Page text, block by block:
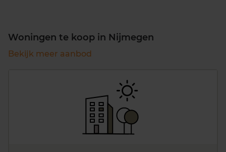
Woningen te koop in Nijmegen
Bekijk meer aanbod